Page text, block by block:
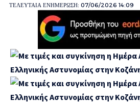
ΤΕΛΕΥΤΑΙΑ ΕΝΗΜΕΡΩΣΗ: 07/06/2026 14:09